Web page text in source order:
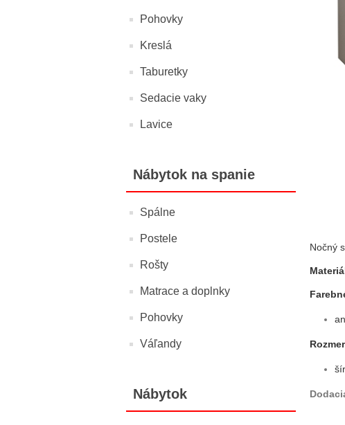
Pohovky
Kreslá
Taburetky
Sedacie vaky
Lavice
Nábytok na spanie
Spálne
Postele
Rošty
Matrace a doplnky
Pohovky
Váľandy
Nábytok
Nočný